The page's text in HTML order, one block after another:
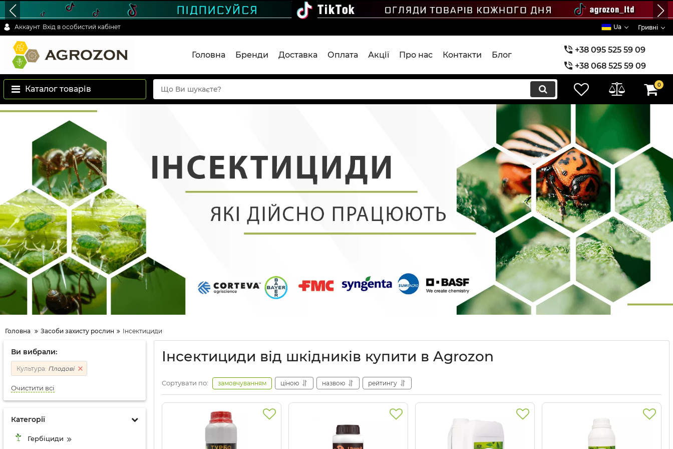
Аккаунт Вхід в особистий кабінет Ua Гривні
Головна Бренди Доставка Оплата Акції Про нас Контакти Блог
+38 095 525 59 09
+38 068 525 59 09
+38 073 525 59 09
Каталог товарів 0
Головна Засоби захисту рослин Інсектициди
Ви вибрали:
Культура: Плодові
Очистити всі
Категорії
Гербіциди
Інсектициди від шкідників купити в Agrozon
Сортувати по: замовчуванням ціною назвою рейтингу